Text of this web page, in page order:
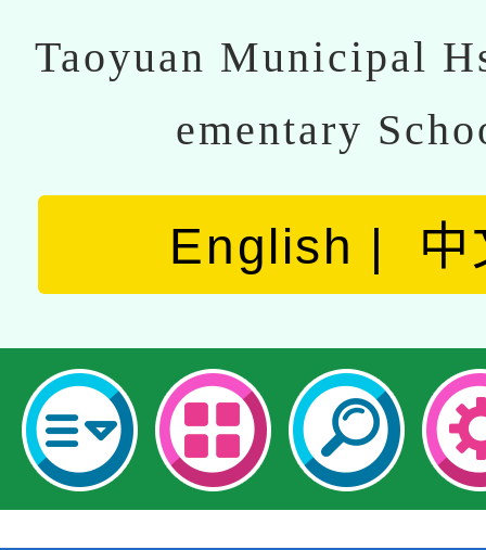
Taoyuan Municipal
ementary
English 中